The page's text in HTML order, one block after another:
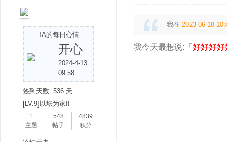
TA的每日心情
开心
2024-4-13
09:58
签到天数: 536 天
[LV.9]以坛为家II
1
主题
548
帖子
4839
积分
我在 2023-06-18
我今天最想说:「 好好好好